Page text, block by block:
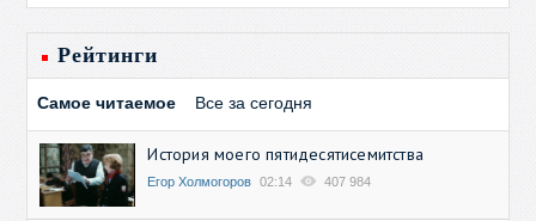
Рейтинги
Самое читаемое Все за сегодня
История моего пятидесятисемитства
Егор Холмогоров 02:14 407 984